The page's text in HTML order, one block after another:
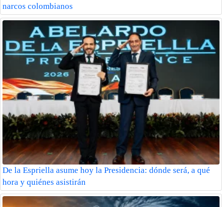
narcos colombianos
De la Espriella asume hoy la Presidencia: dónde será, a qué
hora y quiénes asistirán